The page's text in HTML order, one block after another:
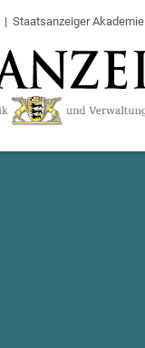
Staatsanzeiger Akademie